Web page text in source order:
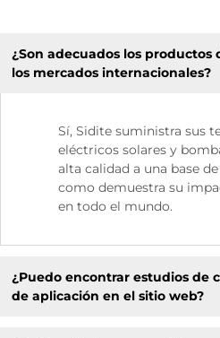
¿Son adecuados los productos
los mercados internacionales?
Sí, Sidite suministra sus
eléctricos solares y
alta calidad a una base
como demuestra su
en todo el mundo.
¿Puedo encontrar estudios de
de aplicación en el sitio web?